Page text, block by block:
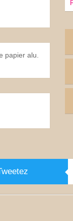
papier alu.